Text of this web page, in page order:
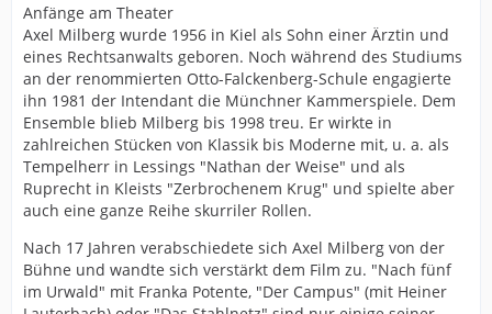
Anfänge am Theater
Axel Milberg wurde 1956 in Kiel als Sohn einer Ärztin und
eines Rechtsanwalts geboren. Noch während des Studiums
an der renommierten Otto-Falckenberg-Schule engagierte
ihn 1981 der Intendant die Münchner Kammerspiele. Dem
Ensemble blieb Milberg bis 1998 treu. Er wirkte in
zahlreichen Stücken von Klassik bis Moderne mit, u. a. als
Tempelherr in Lessings "Nathan der Weise" und als
Ruprecht in Kleists "Zerbrochenem Krug" und spielte aber
auch eine ganze Reihe skurriler Rollen.
Nach 17 Jahren verabschiedete sich Axel Milberg von der
Bühne und wandte sich verstärkt dem Film zu. "Nach fünf
im Urwald" mit Franka Potente, "Der Campus" (mit Heiner